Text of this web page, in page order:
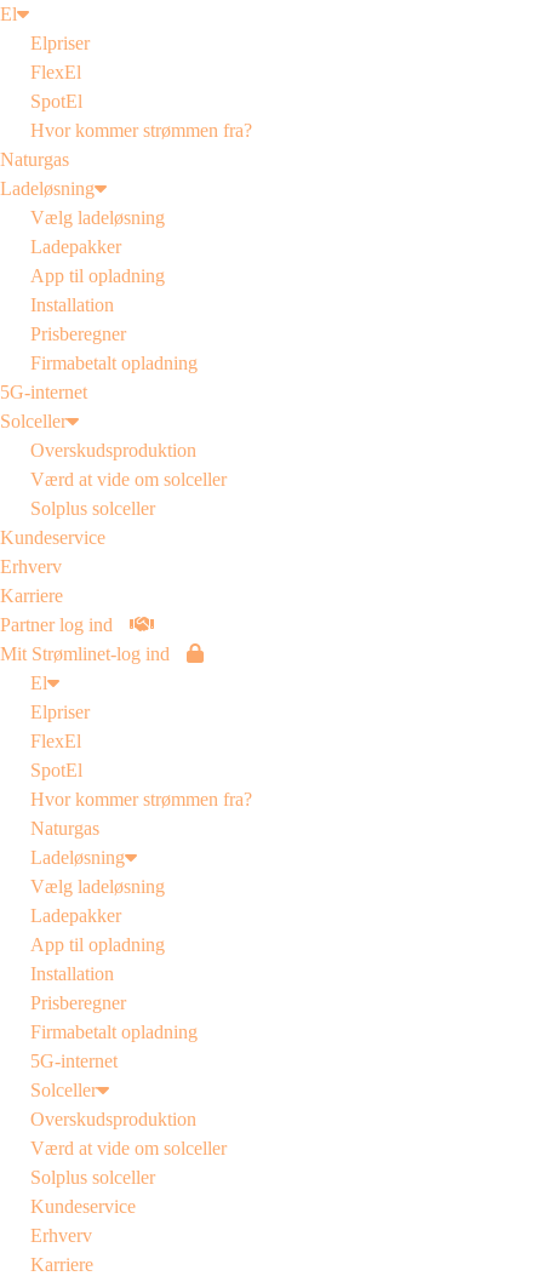
El
Elpriser
FlexEl
SpotEl
Hvor kommer strømmen fra?
Naturgas
Ladeløsning
Vælg ladeløsning
Ladepakker
App til opladning
Installation
Prisberegner
Firmabetalt opladning
5G-internet
Solceller
Overskudsproduktion
Værd at vide om solceller
Solplus solceller
Kundeservice
Erhverv
Karriere
Partner log ind
Mit Strømlinet-log ind
El
Elpriser
FlexEl
SpotEl
Hvor kommer strømmen fra?
Naturgas
Ladeløsning
Vælg ladeløsning
Ladepakker
App til opladning
Installation
Prisberegner
Firmabetalt opladning
5G-internet
Solceller
Overskudsproduktion
Værd at vide om solceller
Solplus solceller
Kundeservice
Erhverv
Karriere